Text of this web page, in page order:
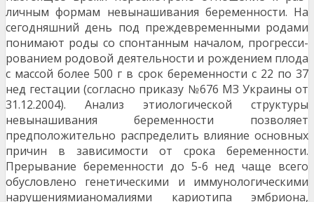
личным формам невынашивания беременности. На
сегодняшний день под преждевременными родами
понимают роды со спонтанным началом, прогресси­
рованием родовой деятельности и рождением плода
с массой более 500 г в срок беременности с 22 по 37
нед гестации (согласно приказу №676 МЗ Украины от
31.12.2004). Анализ этиологической структуры
невынашивания беременности позволяет
предположительно распре­делить влияние основных
причин в зависимости от срока беременности.
Прерывание беременности до 5-6 нед чаще всего
обусловлено генетическими и иммунологическими
нарушениямианомалиями кариотипа эмбриона,